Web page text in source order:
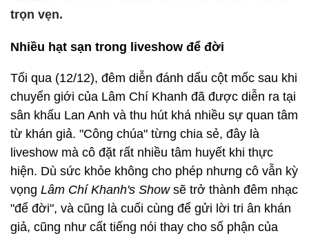
trọn vẹn.
Nhiều hạt sạn trong liveshow để đời
Tối qua (12/12), đêm diễn đánh dấu cột mốc sau khi
chuyển giới của Lâm Chí Khanh đã được diễn ra tại
sân khấu Lan Anh và thu hút khá nhiều sự quan tâm
từ khán giả. "Công chúa" từng chia sẻ, đây là
liveshow mà cô đặt rất nhiều tâm huyết khi thực
hiện. Dù sức khỏe không cho phép nhưng cô vẫn kỳ
vọng Lâm Chí Khanh's Showsẽ trở thành đêm nhạc
"để đời", và cũng là cuối cùng để gửi lời tri ân khán
giả, cũng như cất tiếng nói thay cho số phận của